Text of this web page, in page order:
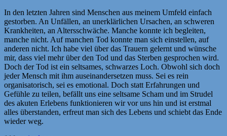
In den letzten Jahren sind Menschen aus meinem Umfeld einfach
gestorben. An Unfällen, an unerklärlichen Ursachen, an schweren
Krankheiten, an Altersschwäche. Manche konnte ich begleiten,
manche nicht. Auf manchen Tod konnte man sich einstellen, auf
anderen nicht. Ich habe viel über das Trauern gelernt und wünsche
mir, dass viel mehr über den Tod und das Sterben gesprochen wird.
Doch der Tod ist ein seltsames, schwarzes Loch. Obwohl sich doch
jeder Mensch mit ihm auseinandersetzen muss. Sei es rein
organisatorisch, sei es emotional. Doch statt Erfahrungen und
Gefühle zu teilen, befällt uns eine seltsame Scham und im Strudel
des akuten Erlebens funktionieren wir vor uns hin und ist erstmal
alles überstanden, erfreut man sich des Lebens und schiebt das Ende
wieder weg.